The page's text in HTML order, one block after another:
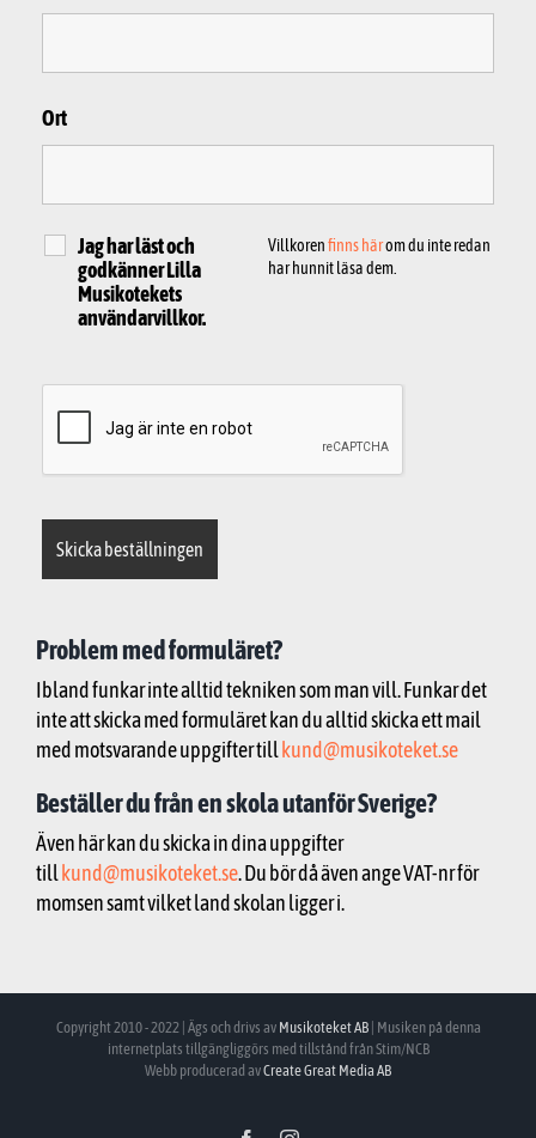
Ort
Jag har läst och
godkänner Lilla
Musikotekets
användarvillkor.
Villkorenfinns härom du inte redan
har hunnit läsa dem.
Problem med formuläret?
Ibland funkar inte alltid tekniken som man vill. Funkar det
inte att skicka med formuläret kan du alltid skicka ett mail
med motsvarande uppgifter tillkund@musikoteket.se
Beställer du från en skola utanför Sverige?
Även här kan du skicka in dina uppgifter
tillkund@musikoteket.se. Du bör då även ange VAT-nr för
momsen samt vilket land skolan ligger i.
Copyright 2010 - 2022 | Ägs och drivs av Musikoteket AB| Musiken på denna
internetplats tillgängliggörs med tillstånd från Stim/NCB
Webb producerad avCreate Great Media AB